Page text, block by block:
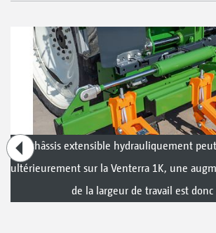
Le châssis extensible hydrauliquement
ultérieurement sur la Venterra 1K, une
de la largeur de travail est donc